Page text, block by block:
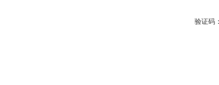
验证码